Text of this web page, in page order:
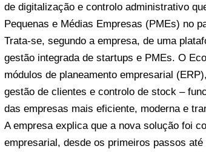
de digitalização e controlo administrativo
Pequenas e Médias Empresas (PMEs) no
Trata-se, segundo a empresa, de uma
gestão integrada de startups e PMEs. O
módulos de planeamento empresarial
gestão de clientes e controlo de stock –
das empresas mais eficiente, moderna e
A empresa explica que a nova solução foi
empresarial, desde os primeiros passos